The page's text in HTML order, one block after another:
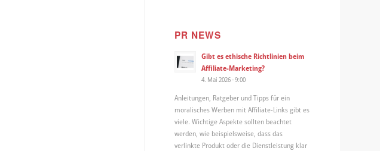
PR NEWS
Gibt es ethische Richtlinien beim
Affiliate-Marketing?
4. Mai 2026 - 9:00
Anleitungen, Ratgeber und Tipps für ein
moralisches Werben mit Affiliate-Links gibt es
viele. Wichtige Aspekte sollten beachtet
werden, wie beispielsweise, dass das
verlinkte Produkt oder die Dienstleistung klar